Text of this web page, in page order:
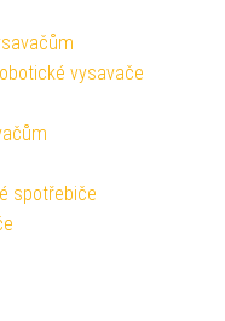
vysavače
spotřebiče